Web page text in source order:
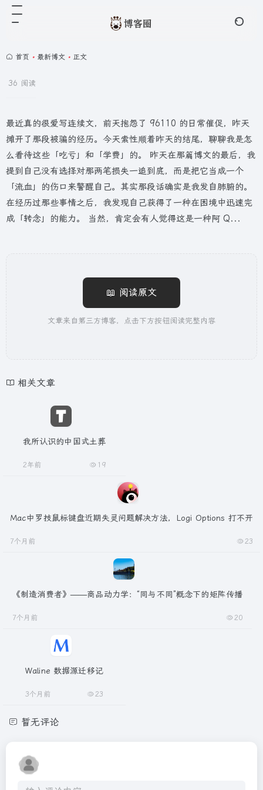
首页 • 最新博文 • 正文
36 阅读
最近真的很爱写连续文，前天抱怨了 96110 的日常催促，昨天
摊开了那段被骗的经历。今天索性顺着昨天的结尾，聊聊我是怎
么看待这些「吃亏」和「学费」的。 昨天在那篇博文的最后，我
提到自己没有选择对那两笔损失一追到底，而是把它当成一个
「流血」的伤口来警醒自己。其实那段话确实是我发自肺腑的。
在经历过那些事情之后，我发现自己获得了一种在困境中迅速完
成「转念」的能力。 当然，肯定会有人觉得这是一种阿 Q...
📖 阅读原文
文章来自第三方博客，点击下方按钮阅读完整内容
相关文章
我所认识的中国式土葬
2年前 19
Mac中罗技鼠标键盘近期失灵问题解决方法，Logi Options 打不开
7个月前 23
《制造消费者》——商品动力学：“同与不同”概念下的矩阵传播
7个月前 20
Waline 数据源迁移记
3个月前 23
暂无评论